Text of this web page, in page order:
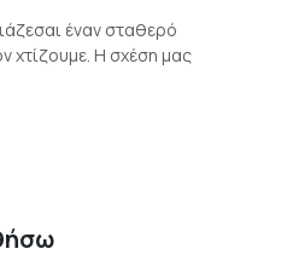
έναν σταθερό
χτίζουμε. Η σχέση μας